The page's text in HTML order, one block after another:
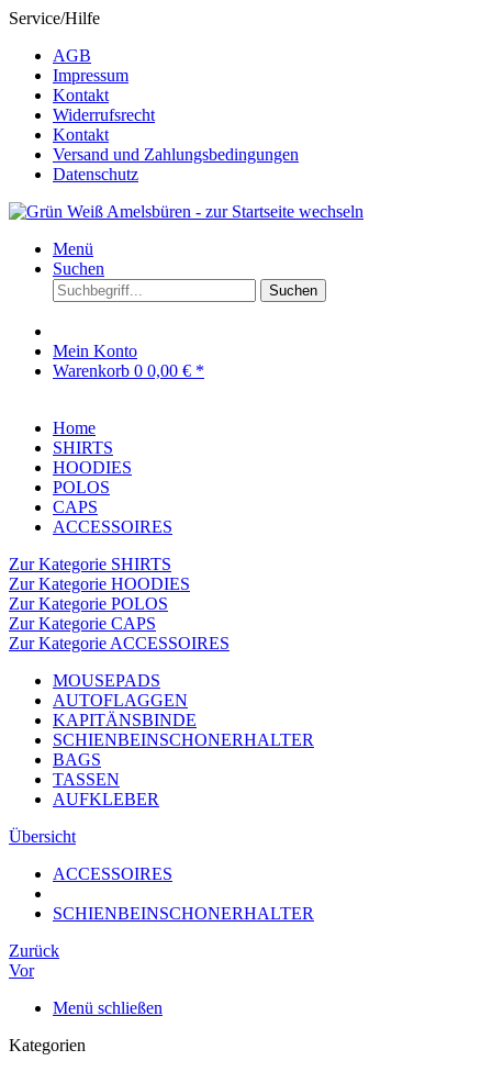
Service/Hilfe
AGB
Impressum
Kontakt
Widerrufsrecht
Kontakt
Versand und Zahlungsbedingungen
Datenschutz
Menü
Suchen
Suchen
Mein Konto
Warenkorb 0 0,00 € *
Home
SHIRTS
HOODIES
POLOS
CAPS
ACCESSOIRES
Zur Kategorie SHIRTS
Zur Kategorie HOODIES
Zur Kategorie POLOS
Zur Kategorie CAPS
Zur Kategorie ACCESSOIRES
MOUSEPADS
AUTOFLAGGEN
KAPITÄNSBINDE
SCHIENBEINSCHONERHALTER
BAGS
TASSEN
AUFKLEBER
Übersicht
ACCESSOIRES
SCHIENBEINSCHONERHALTER
Zurück
Vor
Menü schließen
Kategorien